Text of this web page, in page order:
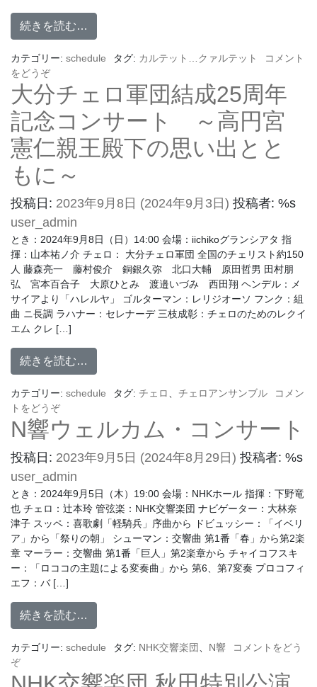
続きを読む…
カテゴリー: schedule タグ: カルテット…クァルテット
コメント
をどうぞ
大分チェロ軍団結成25周年
記念コンサート ～高円宮
憲仁親王殿下の思い出とと
もに～
投稿日: 2023年9月8日 (2024年9月3日) 投稿者: %s
user_admin
とき：2024年9月8日（日）14:00 会場：iichikoグランシアタ 指
揮：山本祐ノ介 チェロ： 大分チェロ軍団 全国のチェリスト約150
人 藤森亮一 藤村俊介 銅銀久弥 北口大輔 原田哲男 田村朋
弘 宮本百合子 大原ひとみ 渡邉いづみ 西田翔 ヘンデル：メ
サイアより「ハレルヤ」 ゴルターマン：レリジオーソ フンク：組
曲 ニ長調 ラハナー：セレナーデ 三枝成彰：チェロのためのレクイ
エム クレ […]
続きを読む…
カテゴリー: schedule タグ: チェロ チェロアンサンブル
コメン
トをどうぞ
N響ウェルカム・コンサート
投稿日: 2023年9月5日 (2024年8月29日) 投稿者: %s
user_admin
とき：2024年9月5日（木）19:00 会場：NHKホール 指揮：下野竜
也 チェロ：辻本玲 管弦楽：NHK交響楽団 ナビゲーター：大林奈
津子 スッペ：喜歌劇「軽騎兵」序曲から ドビュッシー：「イベリ
ア」から「祭りの朝」 シューマン：交響曲 第1番「春」から第2楽
章 マーラー：交響曲 第1番「巨人」第2楽章から チャイコフスキ
ー：「ロココの主題による変奏曲」から 第6、第7変奏 プロコフィ
エフ：バ […]
続きを読む…
カテゴリー: schedule タグ: NHK交響楽団 N響
コメントをどう
ぞ